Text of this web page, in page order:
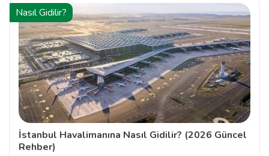
Nasıl Gidilir?
İstanbul Havalimanına Nasıl Gidilir? (2026 Güncel
Rehber)